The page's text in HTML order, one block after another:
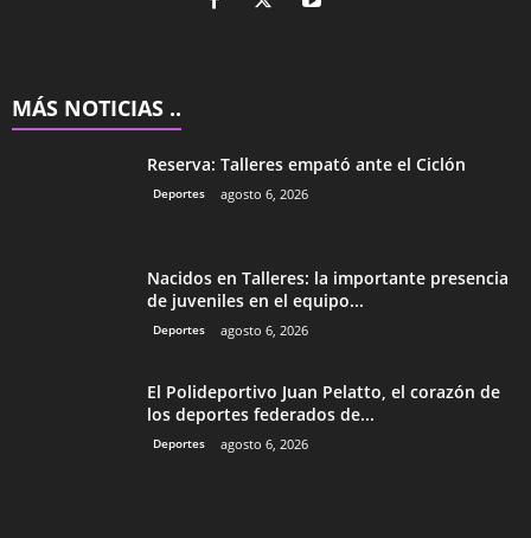
MÁS NOTICIAS ..
Reserva: Talleres empató ante el Ciclón
Deportes agosto 6, 2026
Nacidos en Talleres: la importante presencia
de juveniles en el equipo...
Deportes agosto 6, 2026
El Polideportivo Juan Pelatto, el corazón de
los deportes federados de...
Deportes agosto 6, 2026